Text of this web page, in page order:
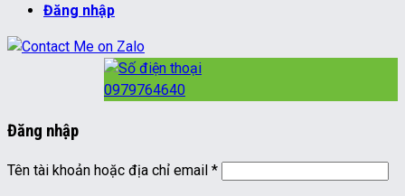
Đăng nhập
0979764640
Đăng nhập
Tên tài khoản hoặc địa chỉ email *Bắt